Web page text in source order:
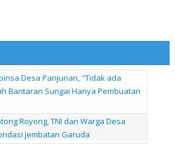
Desa Panjunan, "Tidak ada
Bantaran Sungai Hanya Pembuatan
Royong, TNI dan Warga Desa
Jembatan Garuda